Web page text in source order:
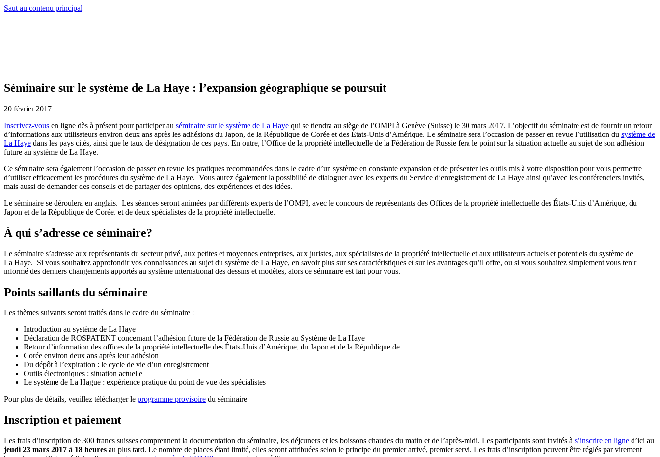
Saut au contenu principal
Séminaire sur le système de La Haye : l’expansion géographique se poursuit
20 février 2017
Inscrivez-vous en ligne dès à présent pour participer au séminaire sur le système de La Haye qui se tiendra au siège de l’OMPI à Genève (Suisse) le 30 mars 2017. L’objectif du séminaire est de fournir un retour
d’informations aux utilisateurs environ deux ans après les adhésions du Japon, de la République de Corée et des États-Unis d’Amérique. Le séminaire sera l’occasion de passer en revue l’utilisation du système de
La Haye dans les pays cités, ainsi que le taux de désignation de ces pays. En outre, l’Office de la propriété intellectuelle de la Fédération de Russie fera le point sur la situation actuelle au sujet de son adhésion
future au système de La Haye.
Ce séminaire sera également l’occasion de passer en revue les pratiques recommandées dans le cadre d’un système en constante expansion et de présenter les outils mis à votre disposition pour vous permettre
d’utiliser efficacement les procédures du système de La Haye. Vous aurez également la possibilité de dialoguer avec les experts du Service d’enregistrement de La Haye ainsi qu’avec les conférenciers invités,
mais aussi de demander des conseils et de partager des opinions, des expériences et des idées.
Le séminaire se déroulera en anglais. Les séances seront animées par différents experts de l’OMPI, avec le concours de représentants des Offices de la propriété intellectuelle des États-Unis d’Amérique, du
Japon et de la République de Corée, et de deux spécialistes de la propriété intellectuelle.
À qui s’adresse ce séminaire?
Le séminaire s’adresse aux représentants du secteur privé, aux petites et moyennes entreprises, aux juristes, aux spécialistes de la propriété intellectuelle et aux utilisateurs actuels et potentiels du système de
La Haye. Si vous souhaitez approfondir vos connaissances au sujet du système de La Haye, en savoir plus sur ses caractéristiques et sur les avantages qu’il offre, ou si vous souhaitez simplement vous tenir
informé des derniers changements apportés au système international des dessins et modèles, alors ce séminaire est fait pour vous.
Points saillants du séminaire
Les thèmes suivants seront traités dans le cadre du séminaire :
Introduction au système de La Haye
Déclaration de ROSPATENT concernant l’adhésion future de la Fédération de Russie au Système de La Haye
Retour d’information des offices de la propriété intellectuelle des États-Unis d’Amérique, du Japon et de la République de
Corée environ deux ans après leur adhésion
Du dépôt à l’expiration : le cycle de vie d’un enregistrement
Outils électroniques : situation actuelle
Le système de La Hague : expérience pratique du point de vue des spécialistes
Pour plus de détails, veuillez télécharger le programme provisoire du séminaire.
Inscription et paiement
Les frais d’inscription de 300 francs suisses comprennent la documentation du séminaire, les déjeuners et les boissons chaudes du matin et de l’après-midi. Les participants sont invités à s’inscrire en ligne d’ici au
jeudi 23 mars 2017 à 18 heures au plus tard. Le nombre de places étant limité, elles seront attribuées selon le principe du premier arrivé, premier servi. Les frais d’inscription peuvent être réglés par virement